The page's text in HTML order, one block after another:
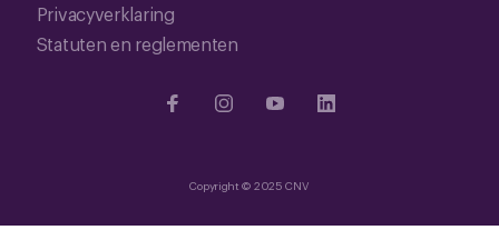
Privacyverklaring
Statuten en reglementen
Copyright © 2025 CNV